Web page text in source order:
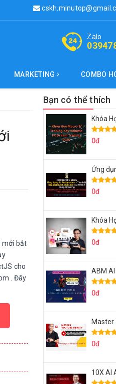
Zalo
MARKETING COMBO
mới bắt
cho
. Đây
Bạn có thể thích
0đ
0đ
0đ
0đ
0đ